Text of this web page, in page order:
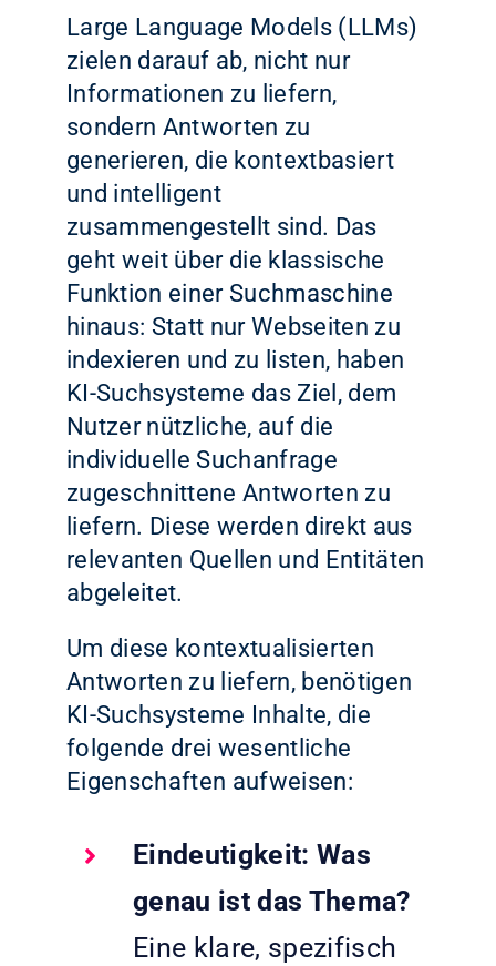
Large Language Models (LLMs)
zielen darauf ab, nicht nur
Informationen zu liefern,
sondern Antworten zu
generieren, die kontextbasiert
und intelligent
zusammengestellt sind. Das
geht weit über die klassische
Funktion einer Suchmaschine
hinaus: Statt nur Webseiten zu
indexieren und zu listen, haben
KI-Suchsysteme das Ziel, dem
Nutzer nützliche, auf die
individuelle Suchanfrage
zugeschnittene Antworten zu
liefern. Diese werden direkt aus
relevanten Quellen und Entitäten
abgeleitet.
Um diese kontextualisierten
Antworten zu liefern, benötigen
KI-Suchsysteme Inhalte, die
folgende drei wesentliche
Eigenschaften aufweisen:
Eindeutigkeit: Was
genau ist das Thema?
Eine klare, spezifisch